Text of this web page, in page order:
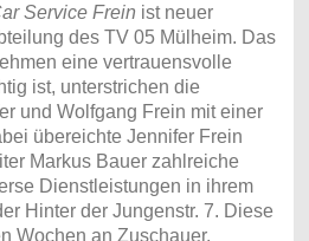
Service Frein ist neuer
des TV 05 Mülheim. Das
eine vertrauensvolle
ist, unterstrichen die
und Wolfgang Frein mit einer
übereichte Jennifer Frein
Markus Bauer zahlreiche
Dienstleistungen in ihrem
Hinter der Jungenstr. 7. Diese
Wochen an Zuschauer,